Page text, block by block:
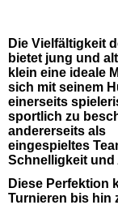
Die Vielfältigkeit
bietet jung und
klein eine ideale
sich mit seinem
einerseits
sportlich zu
andererseits als
eingespieltes
Schnelligkeit und
Diese Perfektion
Turnieren bis hin